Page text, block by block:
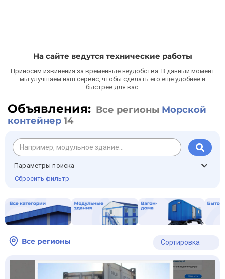
На сайте ведутся технические работы
Приносим извинения за временные неудобства. В данный момент
мы улучшаем наш сервис, чтобы сделать его еще удобнее и
быстрее для вас.
Объявления: Все регионы Морской
контейнер 14
Параметры поиска
Сбросить фильтр
Все регионы Сортировка